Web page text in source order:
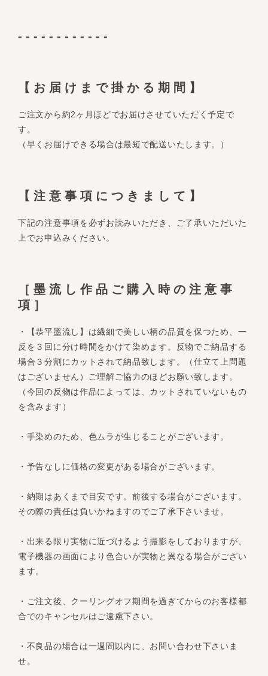
------------
【お届けまで掛かる期間】
ご注文から約2ヶ月ほどでお届けさせていただく予定で
す。
（早くお届けできる場合は最短で配送いたします。）
【注意事項につきまして】
下記の注意事項を必ずお読みいただき、ご了承いただいた
上でお申込みください。
［墨流し作品ご購入時の注意事
項］
・【恭平墨流し】は繊細で美しい柄の品質を保つため、一
反を３回に分け時間をかけて染めます。反物でご納品する
場合３分割にカットされて納品致します。（仕立て上問題
はございません）ご理解ご協力のほどお願い致します。
（今回の反物は作品によっては、カットされていないもの
を含みます）
・手染めのため、色ムラが生じることがございます。
・予告なしに価格の変更がある場合がございます。
・納期はあくまで目安です。前後する場合がございます。
その際の責任は負いかねますのでご了承下さいませ。
・出来る限り実物に近づけるよう撮影をしておりますが、
電子機器の画面により色合いが実物と異なる場合がござい
ます。
・ご注文後、クーリングオフ期間を過ぎてからのお客様都
合でのキャンセルはご遠慮下さい。
・不良品の場合は一週間以内に、お問い合わせ下さいま
せ。